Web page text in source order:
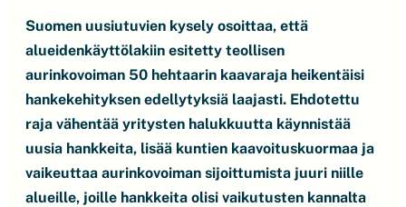
Suomen uusiutuvien kysely osoittaa, että
alueidenkäyttölakiin esitetty teollisen
aurinkovoiman 50 hehtaarin kaavaraja heikentäisi
hankekehityksen edellytyksiä laajasti. Ehdotettu
raja vähentää yritysten halukkuutta käynnistää
uusia hankkeita, lisää kuntien kaavoituskuormaa ja
vaikeuttaa aurinkovoiman sijoittumista juuri niille
alueille, joille hankkeita olisi vaikutusten kannalta